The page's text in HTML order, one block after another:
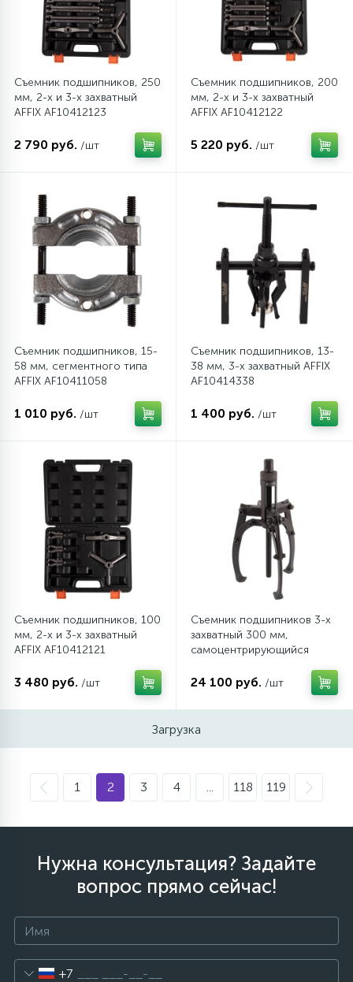
Съемник подшипников, 250
мм, 2-х и 3-х захватный
AFFIX AF10412123
2 790 руб. /шт
Съемник подшипников, 200
мм, 2-х и 3-х захватный
AFFIX AF10412122
5 220 руб. /шт
Съемник подшипников, 15-
58 мм, сегментного типа
AFFIX AF10411058
1 010 руб. /шт
Съемник подшипников, 13-
38 мм, 3-х захватный AFFIX
AF10414338
1 400 руб. /шт
Съемник подшипников, 100
мм, 2-х и 3-х захватный
AFFIX AF10412121
3 480 руб. /шт
Съемник подшипников 3-х
захватный 300 мм,
самоцентрирующийся
24 100 руб. /шт
Загрузка
1 2 3 4 ... 118 119
Нужна консультация? Задайте
вопрос прямо сейчас!
+7